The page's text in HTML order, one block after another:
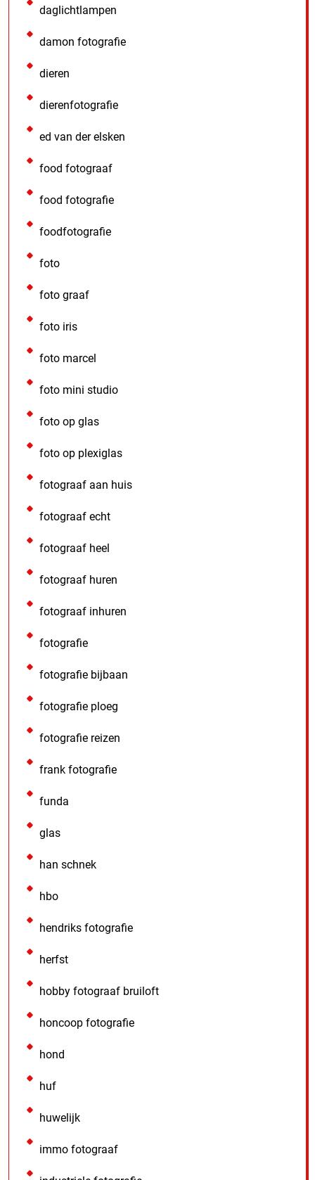
daglichtlampen
damon fotografie
dieren
dierenfotografie
ed van der elsken
food fotograaf
food fotografie
foodfotografie
foto
foto graaf
foto iris
foto marcel
foto mini studio
foto op glas
foto op plexiglas
fotograaf aan huis
fotograaf echt
fotograaf heel
fotograaf huren
fotograaf inhuren
fotografie
fotografie bijbaan
fotografie ploeg
fotografie reizen
frank fotografie
funda
glas
han schnek
hbo
hendriks fotografie
herfst
hobby fotograaf bruiloft
honcoop fotografie
hond
huf
huwelijk
immo fotograaf